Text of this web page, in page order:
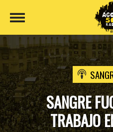
SANGRE
TRABAJO